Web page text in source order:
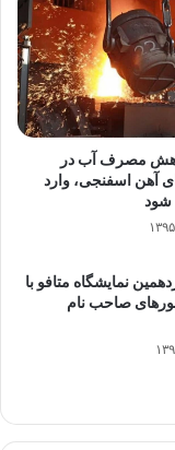
مصرف آب در
آهن اسفنجی،‌ وارد
نمایشگاه متافو با
صاحب نام